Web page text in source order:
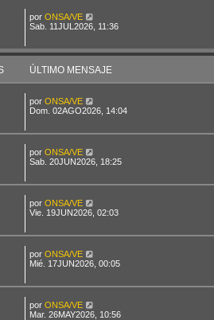
por ONSA/VE
Sab. 11JUL2026, 11:36
ÚLTIMO MENSAJE
por ONSA/VE
Dom. 02AGO2026, 14:04
por ONSA/VE
Sab. 20JUN2026, 18:25
por ONSA/VE
Vie. 19JUN2026, 02:03
por ONSA/VE
Mié. 17JUN2026, 00:05
por ONSA/VE
Mar. 26MAY2026, 10:56